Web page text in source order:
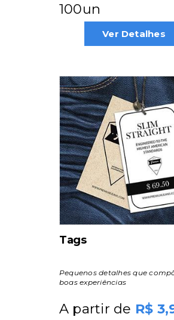
100un
Ver Detalhes
Tags
Pequenos detalhes que
boas experiências
A partir de